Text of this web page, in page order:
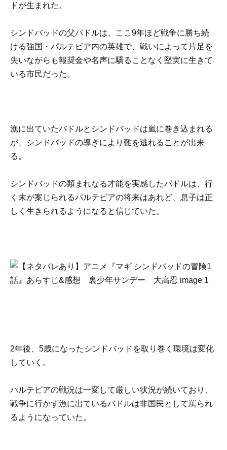
ドが生まれた。
シンドバッドの父バドルは、ここ9年ほど戦争に勝ち続
ける強国・パルテビア内の英雄で、戦いによって片足を
失いながらも報奨金や名声に驕ることなく堅実に生きて
いる市民だった。
漁に出ていたバドルとシンドバッドは嵐に巻き込まれる
が、シンドバッドの導きにより難を逃れることが出来
る。
シンドバッドの類まれなる才能を実感したバドルは、行
く末が案じられるパルテビアの将来はあれど、息子は正
しく生きられるようになると信じていた。
2年後、5歳になったシンドバッドを取り巻く環境は変化
していく。
パルテビアの戦況は一変して厳しい状況が続いており、
戦争に行かず漁に出ているバドルは非国民として罵られ
るようになっていた。